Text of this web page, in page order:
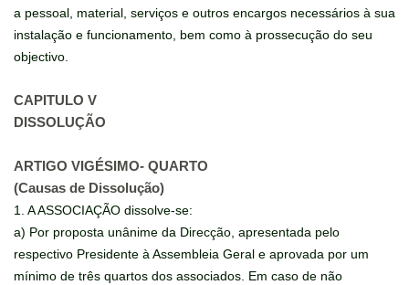
a pessoal, material, serviços e outros encargos necessários à sua
instalação e funcionamento, bem como à prossecução do seu
objectivo.
CAPITULO V
DISSOLUÇÃO
ARTIGO VIGÉSIMO- QUARTO
(Causas de Dissolução)
1. A ASSOCIAÇÃO dissolve-se:
a) Por proposta unânime da Direcção, apresentada pelo
respectivo Presidente à Assembleia Geral e aprovada por um
mínimo de três quartos dos associados. Em caso de não